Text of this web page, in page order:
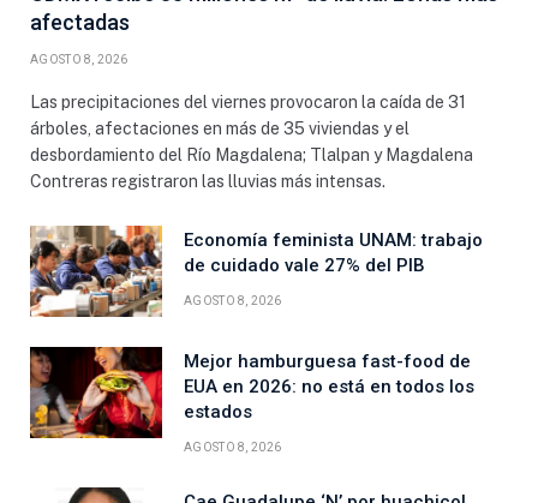
afectadas
AGOSTO 8, 2026
Las precipitaciones del viernes provocaron la caída de 31
árboles, afectaciones en más de 35 viviendas y el
desbordamiento del Río Magdalena; Tlalpan y Magdalena
Contreras registraron las lluvias más intensas.
Economía feminista UNAM: trabajo
de cuidado vale 27% del PIB
AGOSTO 8, 2026
Mejor hamburguesa fast-food de
EUA en 2026: no está en todos los
estados
AGOSTO 8, 2026